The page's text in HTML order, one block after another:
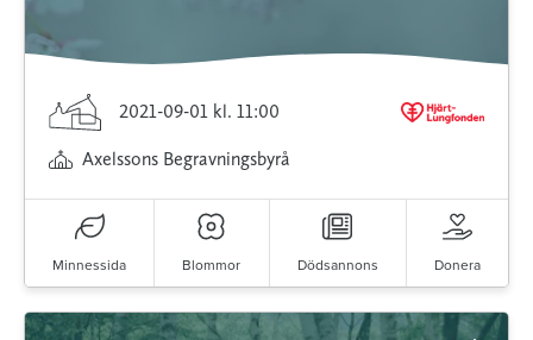
2021-09-01 kl. 11:00
Axelssons Begravningsbyrå
Minnessida Blommor Dödsannons Donera